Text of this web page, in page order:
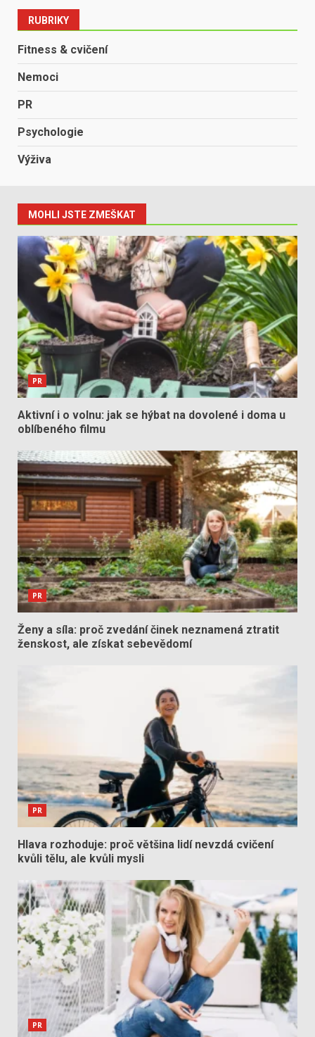
RUBRIKY
Fitness & cvičení
Nemoci
PR
Psychologie
Výživa
MOHLI JSTE ZMEŠKAT
PR
Aktivní i o volnu: jak se hýbat na dovolené i doma u
oblíbeného filmu
PR
Ženy a síla: proč zvedání činek neznamená ztratit
ženskost, ale získat sebevědomí
PR
Hlava rozhoduje: proč většina lidí nevzdá cvičení
kvůli tělu, ale kvůli mysli
PR